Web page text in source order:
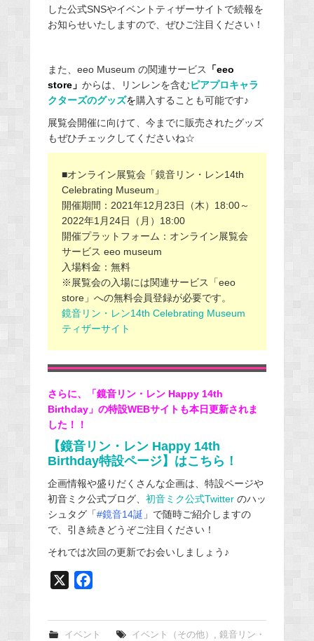
した公式SNSやイベントティザーサイトで続報を
お知らせいたしますので、ぜひご注目ください！
また、eeo Museum の関連サービス 「eeo
store」 からは、リンレンを含むピアプロキャラ
クターズのグッズを購入することも可能です♪
展覧会開催に向けて、今までに販売されたグッズ
もぜひチェックしてくださいね☆
■オンライン展覧会「鏡音リン・レン14th
Celebrating Museum」
開催期間：2021年12月23日（木）18:00～
2022年1月24日（月）18:00
開催プラットフォーム：オンライン展覧会
サービス eeo museum
入場料金：無料
※展覧会の入場には関連サービス「eeo
store」への無料会員登録が必要です。
鏡音リン・レン14th Celebrating Museum
ティザーサイト
さらに、「鏡音リン・レン Happy 14th
Birthday」の特設WEBサイトも本日更新されま
した！！
【鏡音リン・レン Happy 14th
Birthday特設ページ】はこちら！
企画情報や盛りだくさんな企画は、特設ページや
初音ミク公式ブログ、 初音ミク公式Twitterのハッ
シュタグ「#鏡音14誕 」で随時ご紹介しますの
で、引き続きどうぞご注目ください！
それでは次回の更新でお会いしましょう♪
e
イベント イベント（その他） , 鏡音リン・